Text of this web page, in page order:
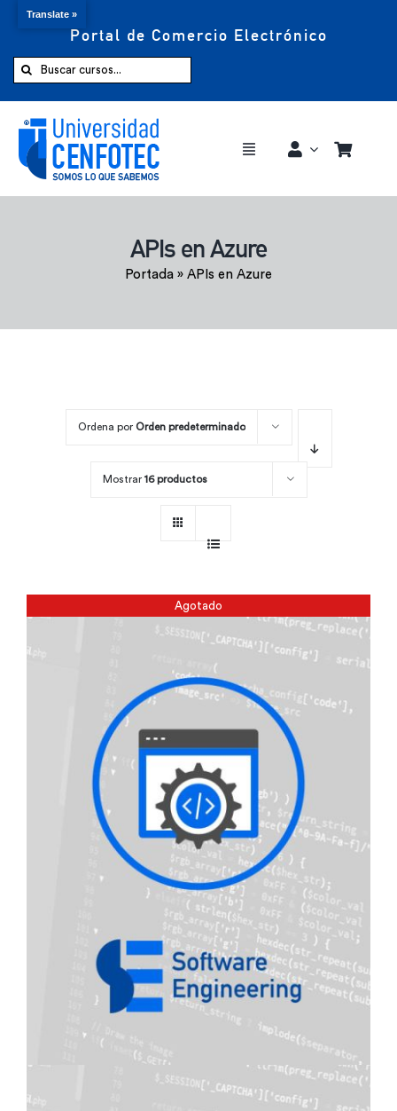
Portal de Comercio Electrónico
Buscar:
Toggle
Comprar ahora
APIs en Azure
Portada » APIs en Azure
Ordena por Orden predeterminado
Mostrar 16 productos
Agotado
Translate »